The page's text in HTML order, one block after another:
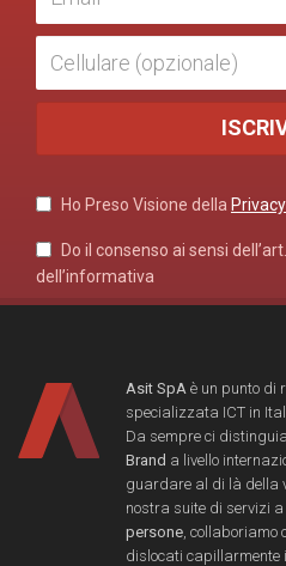
Ho Preso Visione della
Do il consenso ai sensi
dell’informativa
Asit SpA è un punto di
specializzata ICT in
Da sempre ci
Brand a livello
guardare al di là della
nostra suite di servizi
persone , collaboriamo
dislocati capillarmente